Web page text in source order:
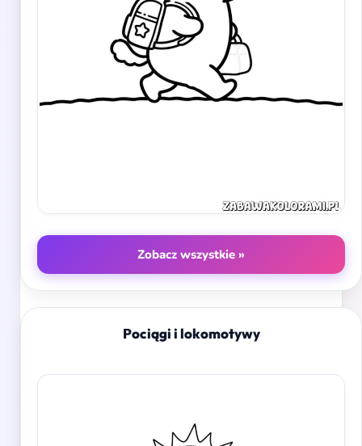
Zobacz wszystkie »
Pociągi i lokomotywy